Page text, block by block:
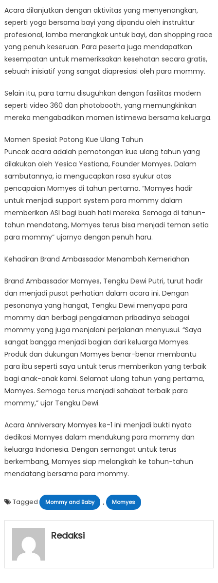
Acara dilanjutkan dengan aktivitas yang menyenangkan,
seperti yoga bersama bayi yang dipandu oleh instruktur
profesional, lomba merangkak untuk bayi, dan shopping race
yang penuh keseruan. Para peserta juga mendapatkan
kesempatan untuk memeriksakan kesehatan secara gratis,
sebuah inisiatif yang sangat diapresiasi oleh para mommy.
Selain itu, para tamu disuguhkan dengan fasilitas modern
seperti video 360 dan photobooth, yang memungkinkan
mereka mengabadikan momen istimewa bersama keluarga.
Momen Spesial: Potong Kue Ulang Tahun
Puncak acara adalah pemotongan kue ulang tahun yang
dilakukan oleh Yesica Yestiana, Founder Momyes. Dalam
sambutannya, ia mengucapkan rasa syukur atas
pencapaian Momyes di tahun pertama. “Momyes hadir
untuk menjadi support system para mommy dalam
memberikan ASI bagi buah hati mereka. Semoga di tahun-
tahun mendatang, Momyes terus bisa menjadi teman setia
para mommy” ujarnya dengan penuh haru.
Kehadiran Brand Ambassador Menambah Kemeriahan
Brand Ambassador Momyes, Tengku Dewi Putri, turut hadir
dan menjadi pusat perhatian dalam acara ini. Dengan
pesonanya yang hangat, Tengku Dewi menyapa para
mommy dan berbagi pengalaman pribadinya sebagai
mommy yang juga menjalani perjalanan menyusui. “Saya
sangat bangga menjadi bagian dari keluarga Momyes.
Produk dan dukungan Momyes benar-benar membantu
para ibu seperti saya untuk terus memberikan yang terbaik
bagi anak-anak kami. Selamat ulang tahun yang pertama,
Momyes. Semoga terus menjadi sahabat terbaik para
mommy,” ujar Tengku Dewi.
Acara Anniversary Momyes ke-1 ini menjadi bukti nyata
dedikasi Momyes dalam mendukung para mommy dan
keluarga Indonesia. Dengan semangat untuk terus
berkembang, Momyes siap melangkah ke tahun-tahun
mendatang bersama para mommy.
Tagged Mommy and Baby , Momyes
Redaksi